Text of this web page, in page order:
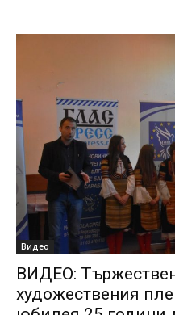
Видео
ВИДЕО:
художествения